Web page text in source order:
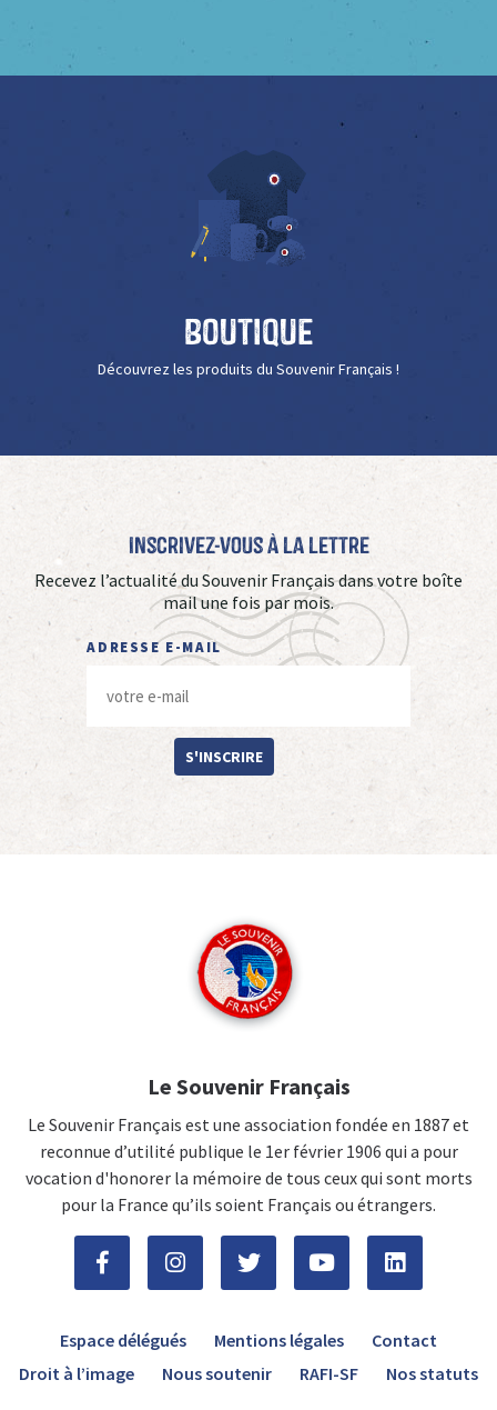
Boutique
Découvrez les produits du Souvenir Français !
Inscrivez-vous à La Lettre
Recevez l’actualité du Souvenir Français dans votre boîte
mail une fois par mois.
ADRESSE E-MAIL
S'INSCRIRE
Le Souvenir Français
Le Souvenir Français est une association fondée en 1887 et
reconnue d’utilité publique le 1er février 1906 qui a pour
vocation d'honorer la mémoire de tous ceux qui sont morts
pour la France qu’ils soient Français ou étrangers.
Espace délégués Mentions légales
Contact
Droit à l’image
Nous soutenir RAFI-SF Nos statuts